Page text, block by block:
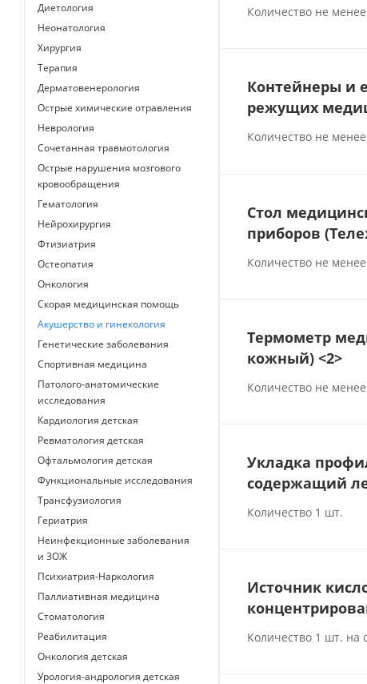
Количество не
Контейнеры и
режущих
Количество не
Стол
приборов
Количество не
Термометр
кожный) <2>
Количество не
Укладка
содержащий
Количество 1 шт.
Источник
Количество 1 шт. на
Диетология
Неонатология
Хирургия
Терапия
Дерматовенерология
Острые химические отравления
Неврология
Сочетанная травмотология
Острые нарушения мозгового
кровообращения
Гематология
Нейрохирургия
Фтизиатрия
Остеопатия
Онкология
Скорая медицинская помощь
Акушерство и гинекология
Генетические заболевания
Спортивная медицина
Патолого-анатомические
исследования
Кардиология детская
Ревматология детская
Офтальмология детская
Функциональные исследования
Трансфузиология
Гериатрия
Неинфекционные заболевания
и ЗОЖ
Психиатрия-Наркология
Паллиативная медицина
Стоматология
Реабилитация
Онкология детская
Урология-андрология детская